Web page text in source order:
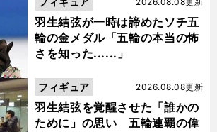
羽生結弦が一時は諦めたソチ五
輪の金メダル「五輪の本当の怖
さを知った......」
羽生結弦を覚醒させた「誰かの
ために」の思い 五輪連覇の偉
2026.08.08更新
フィギュア